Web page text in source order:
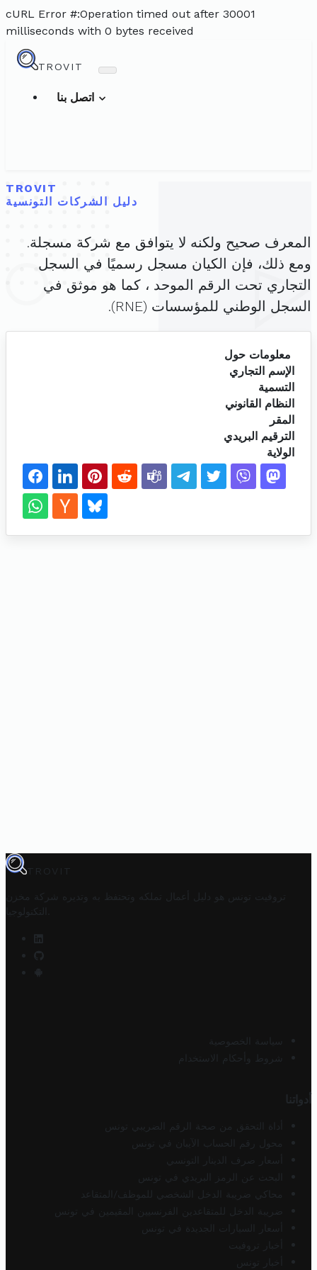
cURL Error #:Operation timed out after 30001
milliseconds with 0 bytes received
TROVIT
TROVIT
دليل الشركات التونسية
المعرف صحيح ولكنه لا يتوافق مع شركة مسجلة.
ومع ذلك، فإن الكيان مسجل رسميًا في السجل
التجاري تحت الرقم الموحد ، كما هو موثق في
السجل الوطني للمؤسسات (RNE).
معلومات حول
الإسم التجاري
التسمية
النظام القانوني
المقر
الترقيم البريدي
الولاية
TROVIT
تروفيت تونس هو دليل أعمال تملكه وتحتفظ به وتديره
شركة مخزن
التكنولوجيا
سياسة الخصوصية
شروط وأحكام الاستخدام
أدواتنا
أداة التحقق من صحة الرقم الضريبي تونس
محول رقم الحساب الآيبان في تونس
أسعار صرف الدينار التونسي
البحث عن الرمز البريدي في تونس
محاكي ضريبة الدخل الشخصي للموظف/المتقاعد
ضريبة الدخل للمتقاعدين الفرنسيين المقيمين في تونس
أسعار السيارات الجديدة في تونس
أخبار تروفيت
أخبار تونس